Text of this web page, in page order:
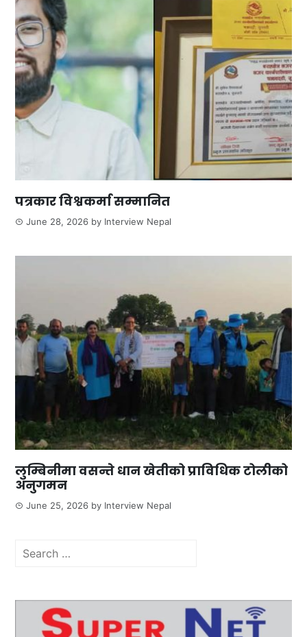
पत्रकार विश्वकर्मा सम्मानित
June 28, 2026 by Interview Nepal
लुम्बिनीमा वसन्ते धान खेतीको प्राविधिक टोलीको
अनुगमन
June 25, 2026 by Interview Nepal
Search